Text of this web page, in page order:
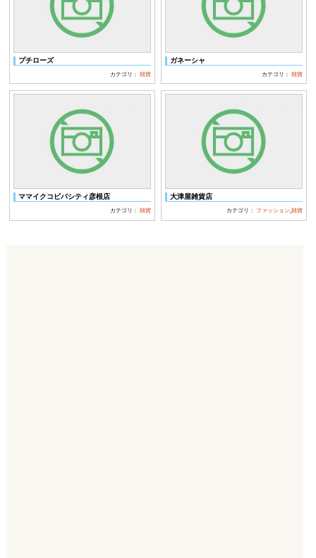
プチローズ
カテゴリ：雑貨
ガネーシャ
カテゴリ：雑貨
ママイクコビバシティ彦根店
カテゴリ：雑貨
大津屋雑貨店
カテゴリ： ファッション,雑貨